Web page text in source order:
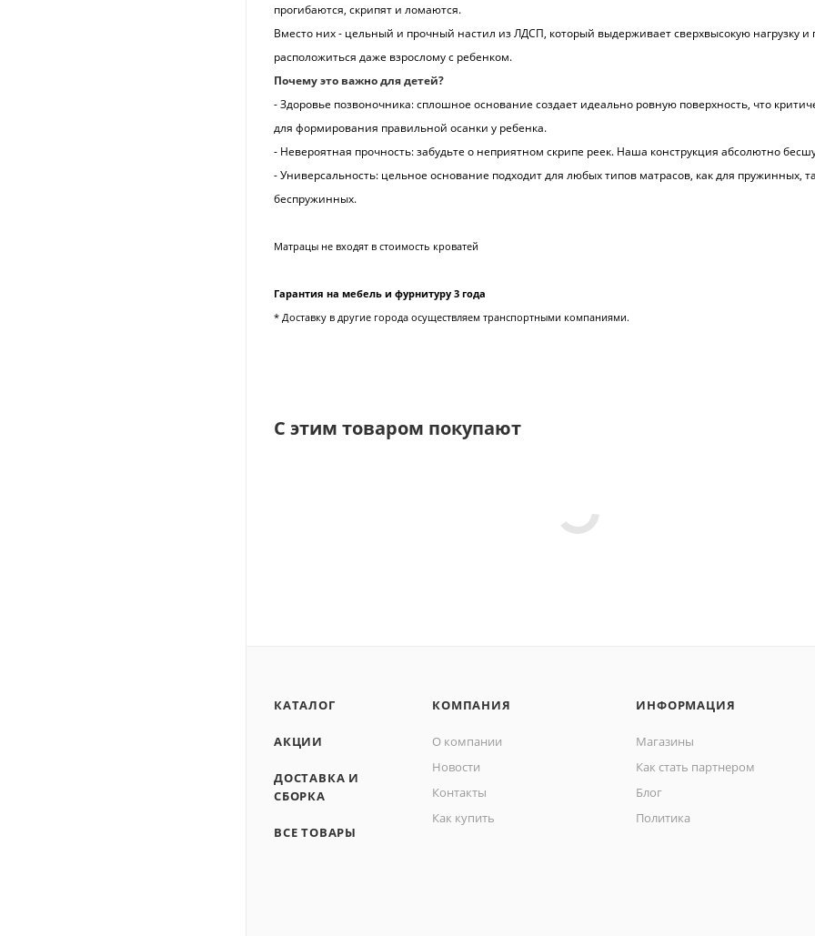
прогибаются, скрипят и ломаются.
Вместо них - цельный и прочный настил из ЛДСП, который выдерживает сверхвысокую нагрузку и
расположиться даже взрослому с ребенком.
Почему это важно для детей?
- Здоровье позвоночника: сплошное основание создает идеально ровную поверхность, что
для формирования правильной осанки у ребенка.
- Невероятная прочность: забудьте о неприятном скрипе реек. Наша конструкция абсолютно
- Универсальность: цельное основание подходит для любых типов матрасов, как для пружинных,
беспружинных.
Матрацы не входят в стоимость кроватей
Гарантия на мебель и фурнитуру 3 года
* Доставку в другие города осуществляем транспортными компаниями.
С этим товаром покупают
КАТАЛОГ
АКЦИИ
ДОСТАВКА И
СБОРКА
ВСЕ ТОВАРЫ
КОМПАНИЯ
О компании
Новости
Контакты
Как купить
ИНФОРМАЦИЯ
Магазины
Как стать партнером
Блог
Политика